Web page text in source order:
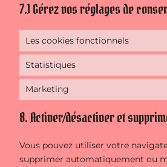
7.1 Gérez vos réglages de
Les cookies fonctionnels
Statistiques
Marketing
8. Activer/désactiver et
Vous pouvez utiliser votre
supprimer automatiquement ou